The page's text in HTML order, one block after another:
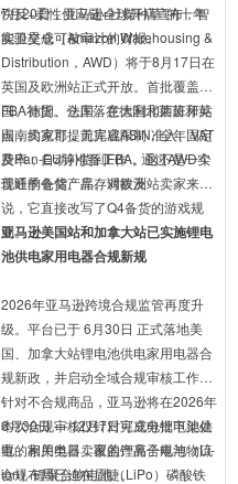
快反+柔性供应链+社媒种草"的十年
实验交成可被审计的财报。
7月20日，亚马逊全球开店宣布，智
能卫星仓（Amazon Warehousing &
Distribution，AWD）将于8月17日在
英国及欧洲站正式开放。首批覆盖英
国、德国、法国、意大利和西班牙站
点，卖家可提前完成ASIN准入、VAT
及Pan-EU等准备工作，通过AWD实
现旺季备货、库存调拨及
FBA补货。仓库落在德国北莱茵和英
国南约克郡，无库容限制，全年固定
费率，自动补货到FBA。这不是一个
普通的仓储产品。对欧洲站卖家来
说，它直接改写了Q4备货的游戏规
则。
亚马逊美国站和加拿大站已实施锂电
池供电家用电器合规新规
2026年亚马逊跨境合规监管再度升
级。平台已于 6月30日 正式落地美
国、加拿大站锂电池供电家用电器合
规新政，并启动全域合规审核工作。
针对不合规商品，亚马逊将在2026年
6月30日 — 12月7日完成分批下架处
置，相关类目卖家的产品合规与物流
合规布局已迫在眉睫。
本次合规审核仅针对可充电锂电池供
电的家用电器，覆盖锂离子电池（Li-
ion）锂聚合物电池（LiPo）磷酸铁